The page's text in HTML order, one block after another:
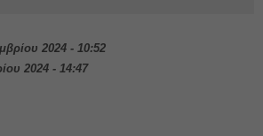
2024 - 10:52
2024 - 14:47